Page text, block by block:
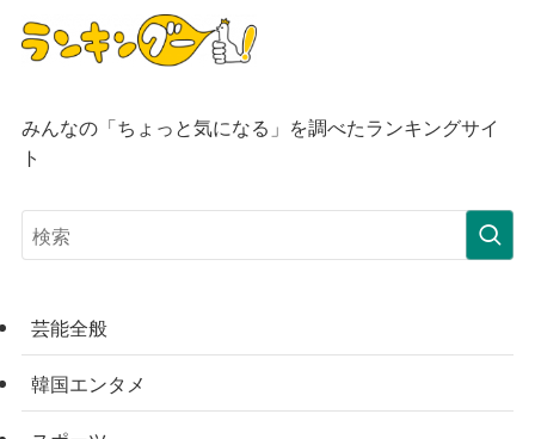
みんなの「ちょっと気になる」を調べたランキングサイ
ト
芸能全般
韓国エンタメ